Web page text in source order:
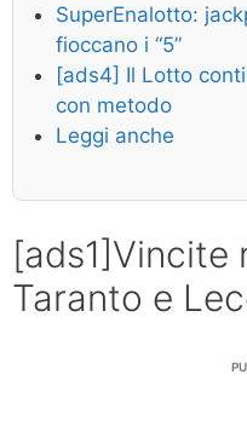
SuperEnalotto:
fioccano i “5”
[ads4] Il Lotto
con metodo
Leggi anche
[ads1]Vincite
Taranto e